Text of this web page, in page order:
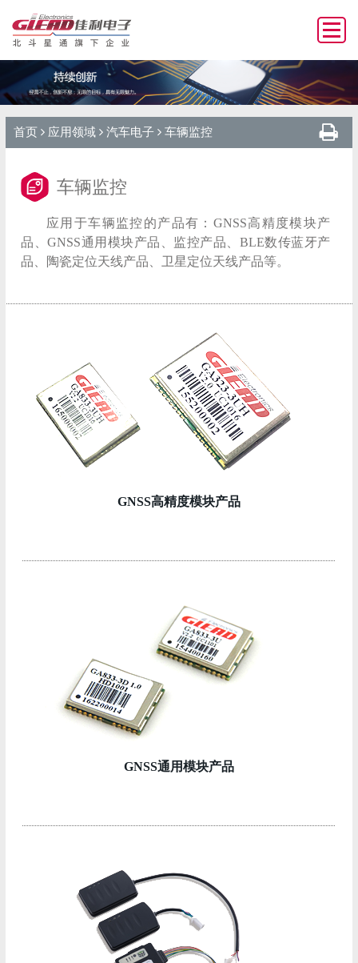
首页 应用领域 汽车电子 车辆监控
车辆监控
应用于车辆监控的产品有：GNSS高精度模块产
品、GNSS通用模块产品、监控产品、BLE数传蓝牙产
品、陶瓷定位天线产品、卫星定位天线产品等。
GNSS高精度模块产品
GNSS通用模块产品